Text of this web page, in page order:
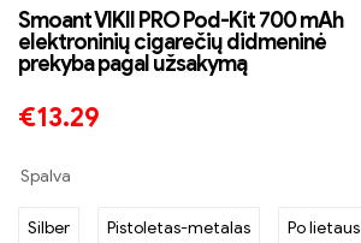
Smoant VIKII PRO Pod-Kit 700 mAh
elektroninių cigarečių didmeninė
prekyba pagal užsakymą
€13.29
Spalva
Silber Pistoletas-metalas Po lietaus